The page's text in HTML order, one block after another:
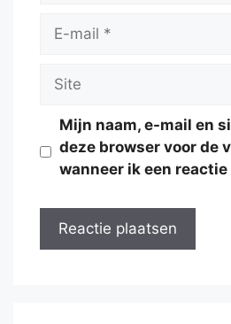
Site
Mijn naam, e-mail en
deze browser voor de
wanneer ik een